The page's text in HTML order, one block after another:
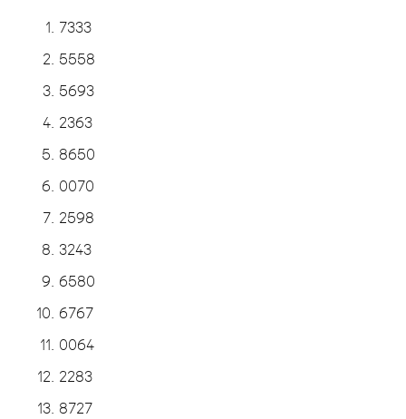
7333
5558
5693
2363
8650
0070
2598
3243
6580
6767
0064
2283
8727